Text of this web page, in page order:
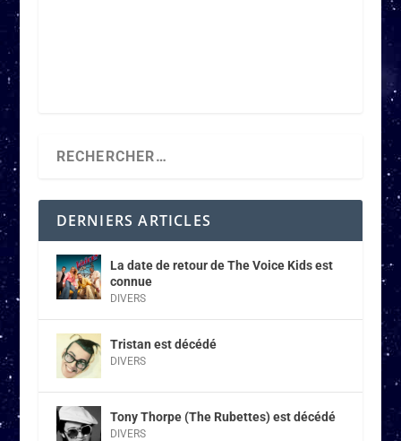
DERNIERS ARTICLES
La date de retour de The Voice Kids est
connue
DIVERS
Tristan est décédé
DIVERS
Tony Thorpe (The Rubettes) est décédé
DIVERS